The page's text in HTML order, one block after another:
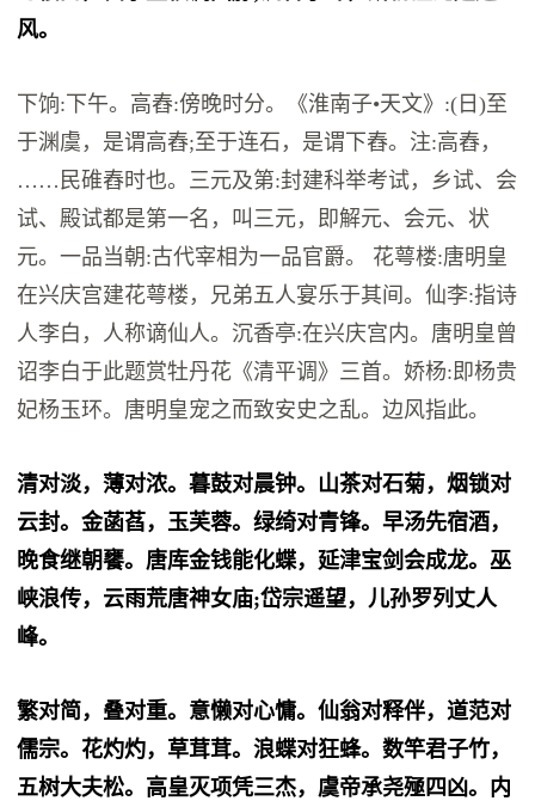
风。
下饷:下午。高舂:傍晚时分。《淮南子•天文》:(日)至
于渊虞，是谓高舂;至于连石，是谓下舂。注:高舂，
……民碓舂时也。三元及第:封建科举考试，乡试、会
试、殿试都是第一名，叫三元，即解元、会元、状
元。一品当朝:古代宰相为一品官爵。 花萼楼:唐明皇
在兴庆宫建花萼楼，兄弟五人宴乐于其间。仙李:指诗
人李白，人称谪仙人。沉香亭:在兴庆宫内。唐明皇曾
诏李白于此题赏牡丹花《清平调》三首。娇杨:即杨贵
妃杨玉环。唐明皇宠之而致安史之乱。边风指此。
清对淡，薄对浓。暮鼓对晨钟。山茶对石菊，烟锁对
云封。金菡萏，玉芙蓉。绿绮对青锋。早汤先宿酒，
晚食继朝饔。唐库金钱能化蝶，延津宝剑会成龙。巫
峡浪传，云雨荒唐神女庙;岱宗遥望，儿孙罗列丈人
峰。
繁对简，叠对重。意懒对心慵。仙翁对释伴，道范对
儒宗。花灼灼，草茸茸。浪蝶对狂蜂。数竿君子竹，
五树大夫松。高皇灭项凭三杰，虞帝承尧殛四凶。内